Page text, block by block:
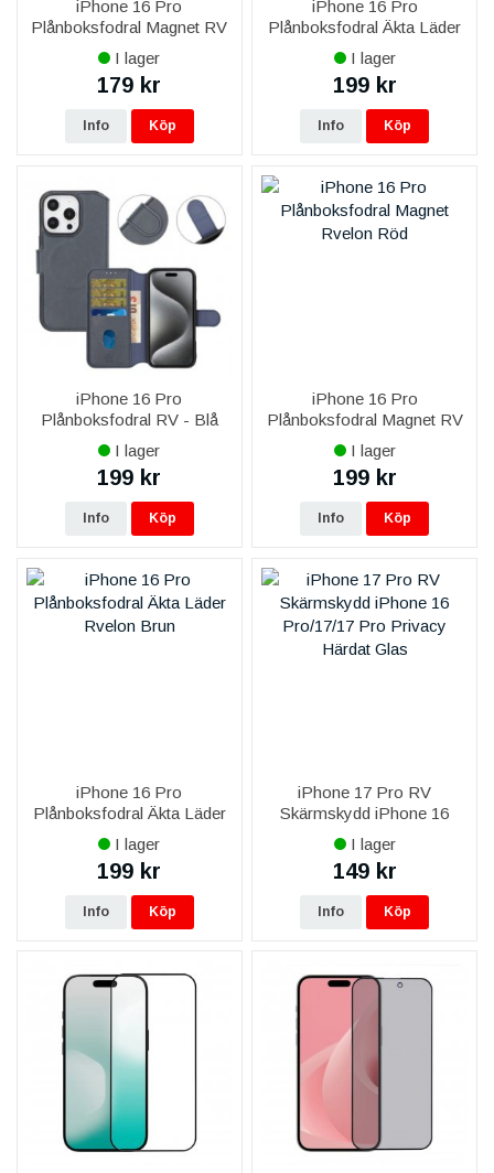
iPhone 16 Pro
Plånboksfodral Magnet RV
- Svart
I lager
179 kr
Info Köp
iPhone 16 Pro
Plånboksfodral Äkta Läder
RV - Svart
I lager
199 kr
Info Köp
iPhone 16 Pro
Plånboksfodral RV - Blå
I lager
199 kr
Info Köp
iPhone 16 Pro
Plånboksfodral Magnet RV
- Röd
I lager
199 kr
Info Köp
iPhone 16 Pro
Plånboksfodral Äkta Läder
RV - Brun
I lager
199 kr
Info Köp
iPhone 17 Pro RV
Skärmskydd iPhone 16
Pro/17/17 Pro Privacy
Härdat Glas
I lager
149 kr
Info Köp